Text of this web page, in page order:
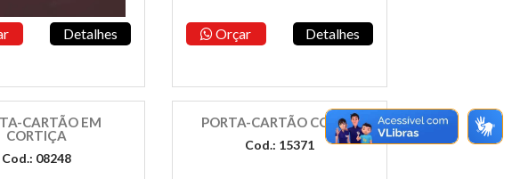
Detalhes Orçar Detalhes
CARTÃO EM
CORTIÇA
Cod.: 08248
PORTA-CARTÃO COURO
Cod.: 15371